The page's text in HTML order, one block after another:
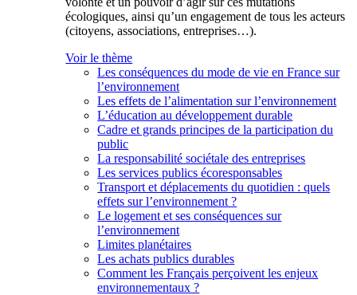
écologiques, ainsi qu’un engagement de tous les acteurs
(citoyens, associations, entreprises…).
Voir le thème
Les conséquences du mode de vie en France sur
l’environnement
Les effets de l’alimentation sur l’environnement
L’éducation au développement durable
Cadre et grands principes de la participation du
public
La responsabilité sociétale des entreprises
Les services publics écoresponsables
Transport et déplacements du quotidien : quels
effets sur l’environnement ?
Le logement et ses conséquences sur
l’environnement
Limites planétaires
Les achats publics durables
Comment les Français perçoivent les enjeux
environnementaux ?